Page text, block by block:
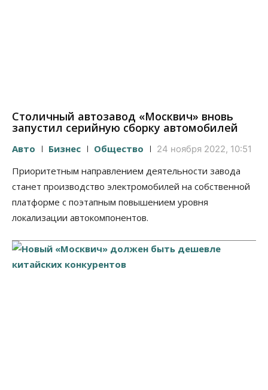
Столичный автозавод «Москвич» вновь
запустил серийную сборку автомобилей
Авто Бизнес Общество 24 ноября 2022, 10:51
Приоритетным направлением деятельности завода
станет производство электромобилей на собственной
платформе с поэтапным повышением уровня
локализации автокомпонентов.